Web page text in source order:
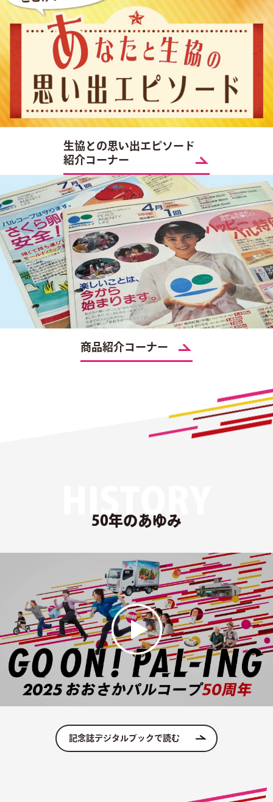
生協との思い出エピソード
紹介コーナー
商品紹介コーナー
50年のあゆみ
記念誌デジタルブックで読む